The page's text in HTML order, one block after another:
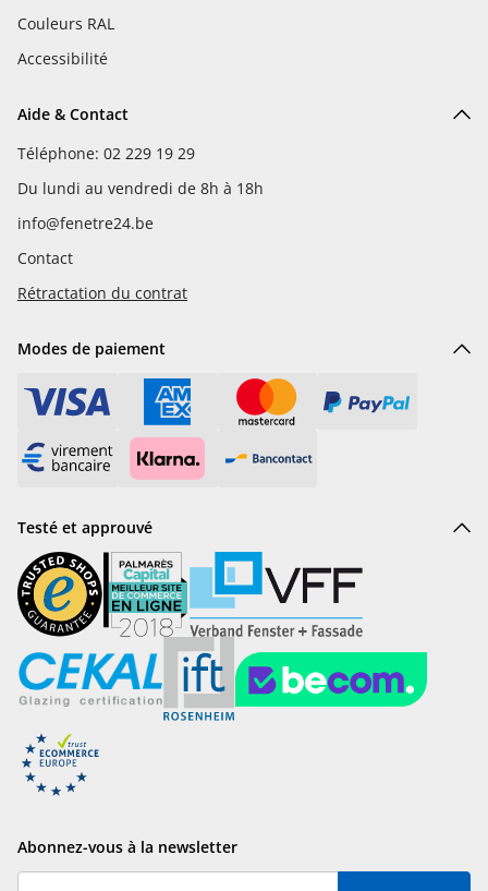
Couleurs RAL
Accessibilité
Aide & Contact
Téléphone: 02 229 19 29
Du lundi au vendredi de 8h à 18h
info@fenetre24.be
Contact
Rétractation du contrat
Modes de paiement
Testé et approuvé
Abonnez-vous à la newsletter